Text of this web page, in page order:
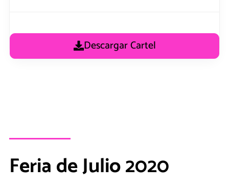
Descargar Cartel
Feria de Julio 2020